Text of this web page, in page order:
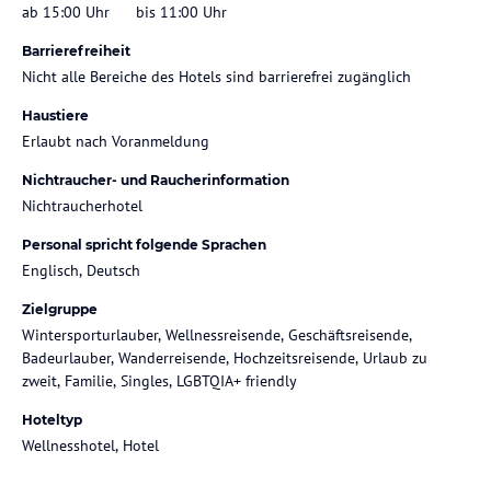
ab 15:00 Uhr bis 11:00 Uhr
Barrierefreiheit
Nicht alle Bereiche des Hotels sind barrierefrei zugänglich
Haustiere
Erlaubt nach Voranmeldung
Nichtraucher- und Raucherinformation
Nichtraucherhotel
Personal spricht folgende Sprachen
Englisch, Deutsch
Zielgruppe
Wintersporturlauber, Wellnessreisende, Geschäftsreisende,
Badeurlauber, Wanderreisende, Hochzeitsreisende, Urlaub zu
zweit, Familie, Singles, LGBTQIA+ friendly
Hoteltyp
Wellnesshotel, Hotel